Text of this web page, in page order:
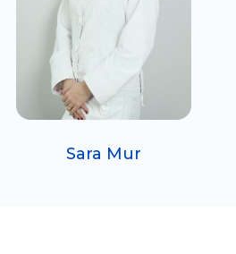
Sara Mur